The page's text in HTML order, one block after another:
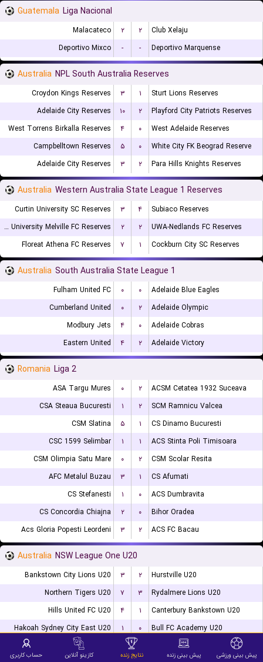
Guatemala Liga Nacional
Malacateco ۲ ۲
Club Xelaju
Deportivo Mixco
- - Deportivo Marquense
Australia NPL South Australia Reserves
Croydon Kings Reserves ۳ ۱
Sturt Lions Reserves
Adelaide City Reserves
۱۰ ۲
Playford City Patriots Reserves
West Torrens Birkalla Reserves
۴ ۰
West Adelaide Reserves
Campbelltown Reserves
۵ ۰
White City FK Beograd Reserve
Adelaide City Reserves
۳ ۲ Para Hills Knights Reserves
Australia Western Australia State League 1 Reserves
Curtin University SC Reserves ۳ ۴
Subiaco Reserves
Murdoch University Melville FC Reserves
۲ ۲
UWA-Nedlands FC Reserves
Floreat Athena FC Reserves
۷ ۱ Cockburn City SC Reserves
Australia South Australia State League 1
Fulham United FC ۰ ۰
Adelaide Blue Eagles
Cumberland United
۰ ۲
Adelaide Olympic
Modbury Jets
۴ ۰
Adelaide Cobras
Eastern United
۴ ۲ Adelaide Victory
Romania Liga 2
ASA Targu Mures ۰ ۲
ACSM Cetatea 1932 Suceava
CSA Steaua Bucuresti
۱ ۲
SCM Ramnicu Valcea
CSM Slatina
۵ ۱
CS Dinamo Bucuresti
CSC 1599 Selimbar
۱ ۱
ACS Stinta Poli Timisoara
CSM Olimpia Satu Mare
۰ ۲
CSM Scolar Resita
AFC Metalul Buzau
۳ ۱
CS Afumati
CS Stefanesti
۱ ۰
ACS Dumbravita
CS Concordia Chiajna
۲ ۰
Bihor Oradea
Acs Gloria Popesti Leordeni
۳ ۲ ACS FC Bacau
Australia NSW League One U20
Bankstown City Lions U20 ۳ ۲
Hurstville U20
Northern Tigers U20
۷ ۳
Rydalmere Lions U20
Hills United FC U20
۴ ۱
Canterbury Bankstown U20
Hakoah Sydney City East U20
۱ ۰ Bull FC Academy U20
Australia NPL Tasmania پیش بینی ورزشی پیش بینی زنده نتایج زنده کازینو آنلاین حساب کاربری